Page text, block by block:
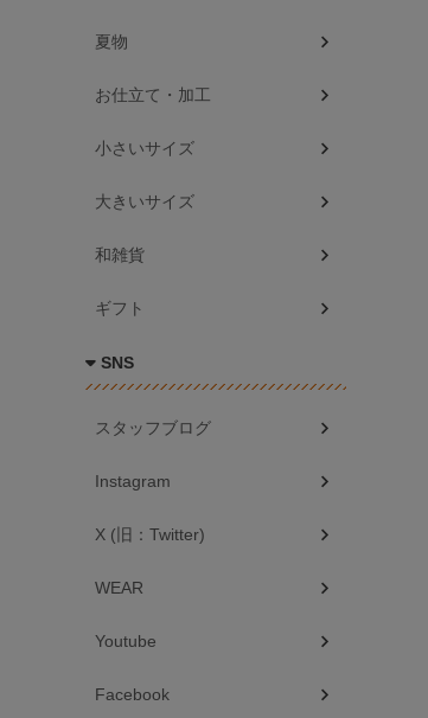
夏物
お仕立て・加工
小さいサイズ
大きいサイズ
和雑貨
ギフト
SNS
スタッフブログ
Instagram
X (旧：Twitter)
WEAR
Youtube
Facebook